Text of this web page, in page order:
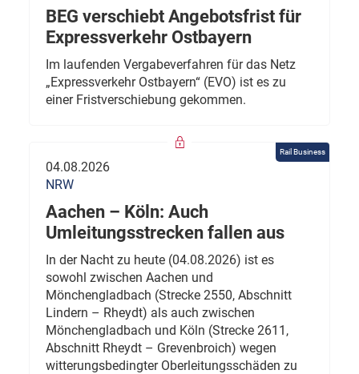
BEG verschiebt Angebotsfrist für
Expressverkehr Ostbayern
Im laufenden Vergabeverfahren für das Netz
„Expressverkehr Ostbayern“ (EVO) ist es zu
einer Fristverschiebung gekommen.
Rail Business
04.08.2026
NRW
Aachen – Köln: Auch
Umleitungsstrecken fallen aus
In der Nacht zu heute (04.08.2026) ist es
sowohl zwischen Aachen und
Mönchengladbach (Strecke 2550, Abschnitt
Lindern – Rheydt) als auch zwischen
Mönchengladbach und Köln (Strecke 2611,
Abschnitt Rheydt – Grevenbroich) wegen
witterungsbedingter Oberleitungsschäden zu